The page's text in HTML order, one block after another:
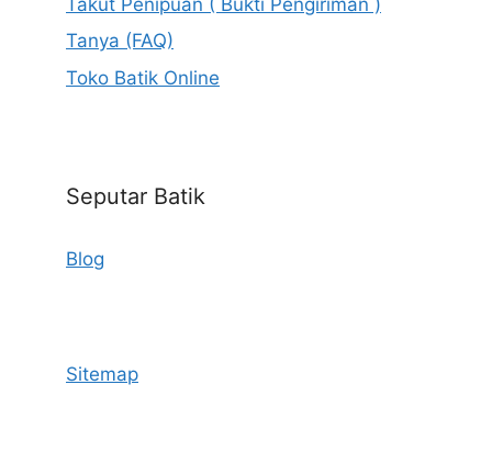
Tanya (FAQ)
Toko Batik Online
Seputar Batik
Blog
Sitemap